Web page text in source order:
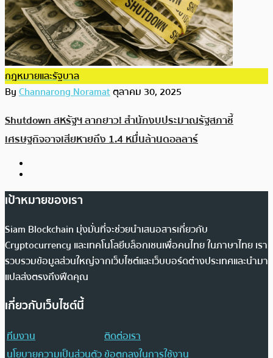
กฎหมายและรัฐบาล
ByChannarong Noramatตุลาคม 30, 2025
Shutdown สหรัฐฯ ลากยาว! สำนักงบประมาณรัฐสภาชี้
เศรษฐกิจอาจเสียหายถึง 1.4 หมื่นล้านดอลลาร์
เป้าหมายของเรา
Siam Blockchain มุ่งมั่นที่จะช่วยนำเสนอสารเกี่ยวกับ
Cryptocurrency และเทคโนโลยีบล็อกเชนเพื่อคนไทย ในภาษาไทย เรา
รวบรวมข้อมูลส่วนใหญ่จากเว็บไซต์และเว็บบอร์ดต่างประเทศและนำมา
แปลส่งตรงถึงฟีดคุณ
เกี่ยวกับเว็บไซต์นี้
ทีมงาน
ติดต่อเรา
นโยบายความเป็นส่วนตัวข้อตกลงในการใช้งาน